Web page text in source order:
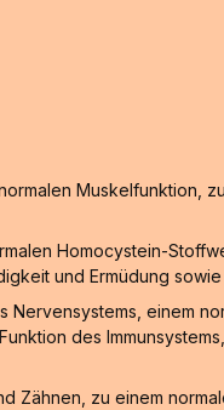
Muskelfunktion,
Homocystein-
und Ermüdung
einem
des
Zähnen, zu einem